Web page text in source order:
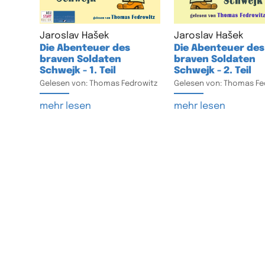
Jaroslav Hašek
Die Abenteuer des
braven Soldaten
Schwejk - 1. Teil
Gelesen von: Thomas Fedrowitz
mehr lesen
Jaroslav Hašek
Die Abenteuer des
braven Soldaten
Schwejk - 2. Teil
Gelesen von: Thomas
mehr lesen